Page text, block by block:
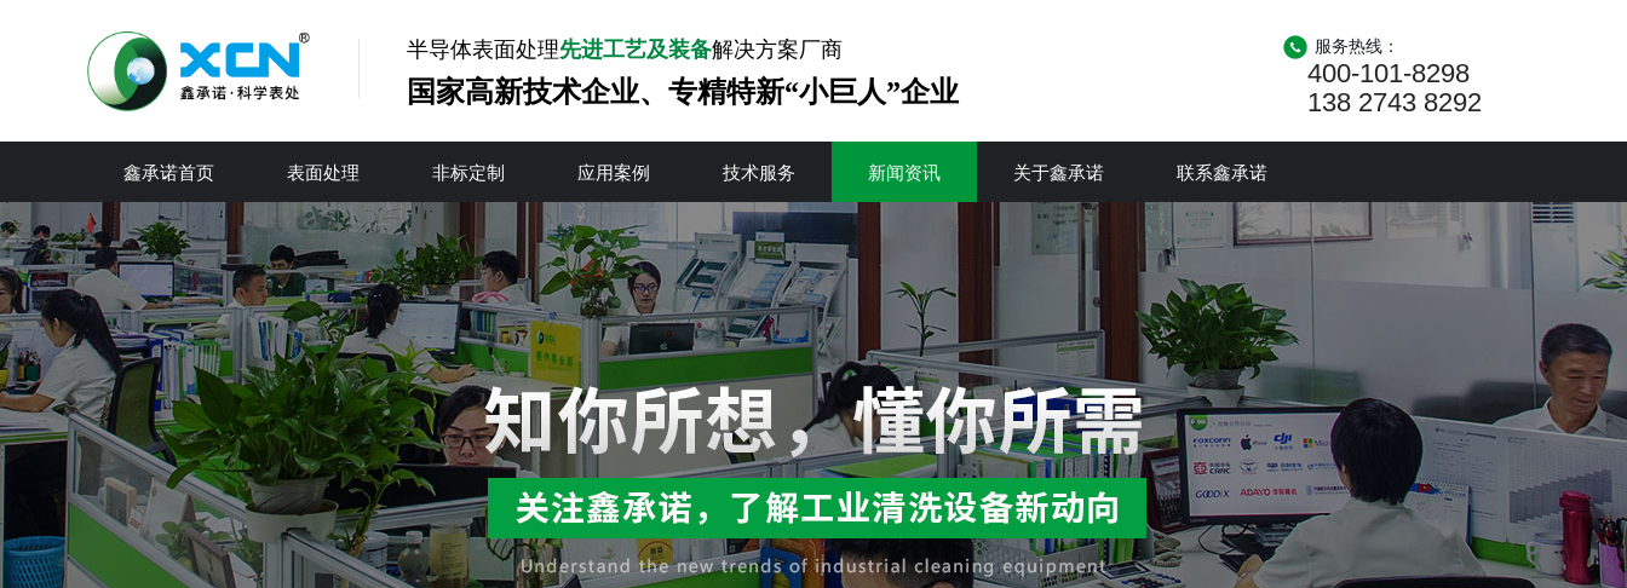
半导体表面处理先进工艺及装备解决方案厂商
国家高新技术企业、专精特新“小巨人”企业
服务热线：
400-101-8298
138 2743 8292
鑫承诺首页 表面处理 非标定制 应用案例 技术服务 新闻资讯 关于鑫承诺 联系鑫承诺